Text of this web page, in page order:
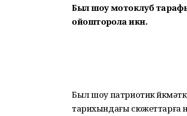
Был шоу мотоклуб
ойошторола икән.
Был шоу патриотик
тарихындағы сюжеттарға